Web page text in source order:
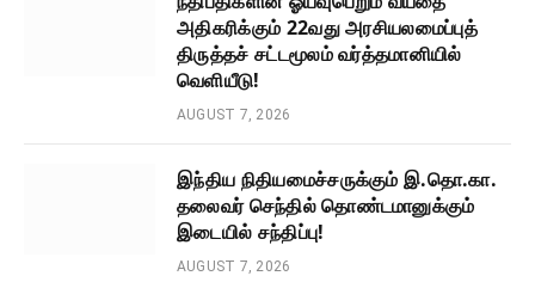
அதிகரிக்கும் 22வது அரசியலமைப்புத்
திருத்தச் சட்டமூலம் வர்த்தமானியில்
வெளியீடு!
AUGUST 7, 2026
இந்திய நிதியமைச்சருக்கும் இ.தொ.கா.
தலைவர் செந்தில் தொண்டமானுக்கும்
இடையில் சந்திப்பு!
AUGUST 7, 2026